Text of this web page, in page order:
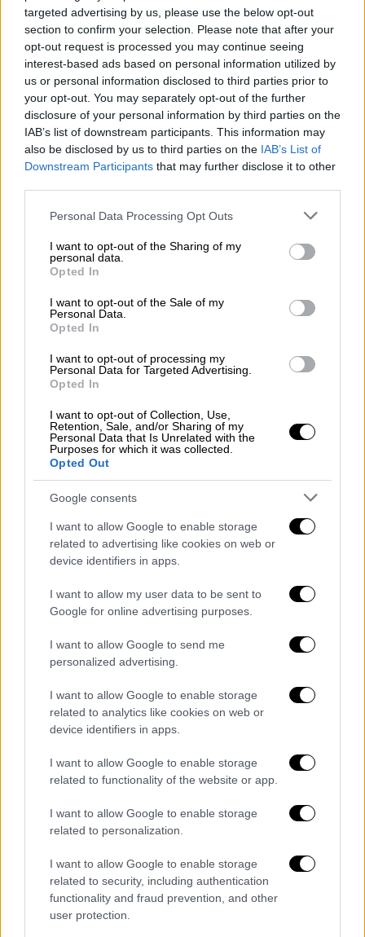
targeted advertising by us, please use the below opt-out
section to confirm your selection. Please note that after your
opt-out request is processed you may continue seeing
interest-based ads based on personal information utilized by
us or personal information disclosed to third parties prior to
your opt-out. You may separately opt-out of the further
disclosure of your personal information by third parties on the
IAB’s list of downstream participants. This information may
also be disclosed by us to third parties on the IAB’s List of
Downstream Participants that may further disclose it to other
Please note that this website/app uses one or more Google
not limited to your visit or usage behaviour. You may click to
grant or deny consent to Google and its third-party tags to
use your data for below specified purposes in below Google
consent section.
Personal Data Processing Opt Outs
I want to opt-out of the Sharing of my
personal data.
Opted In
I want to opt-out of the Sale of my
Personal Data.
Opted In
I want to opt-out of processing my
Personal Data for Targeted Advertising.
Opted In
I want to opt-out of Collection, Use,
Retention, Sale, and/or Sharing of my
Personal Data that Is Unrelated with the
Purposes for which it was collected.
Opted Out
Google consents
I want to allow Google to enable storage
related to advertising like cookies on web or
device identifiers in apps.
I want to allow my user data to be sent to
Google for online advertising purposes.
I want to allow Google to send me
personalized advertising.
I want to allow Google to enable storage
related to analytics like cookies on web or
device identifiers in apps.
I want to allow Google to enable storage
related to functionality of the website or app.
I want to allow Google to enable storage
related to personalization.
I want to allow Google to enable storage
related to security, including authentication
functionality and fraud prevention, and other
user protection.
αντιδράσεις, καθώς αποκάλεσε τους
γιατρούς ως «οι αγαπημένοι μου
κομμουνιστές».
ΔΙΑΒΑΣΤΕ ΕΠΙΣΗΣ
Πολιτική|05.06.2026 13:23
Γεραπετρίτης για «Γαλάζια Πατρίδα»:
Πολιτική|05.06.2026 14:27
Ανδρουλάκης: Βολεύει τον
Μητσοτάκη να συγκρίνεται η
αναξιοπιστία του με την αναξιοπιστία
του Τσίπρα
Αναλυτικά η ανάρτηση Γεωργιάδη
«Δείτε στο παρακάτω βίντεο τί έκανα
συνολικά χθες στη δεύτερη μέρα της
περιοδείας μου…χαμός για να δούμε σήμερα,
θα πάω σε πολλά μέρη αλλά μαζεμένοι
κομμουνιστές μόνον στην Αλεξανδρούπολη
νομίζω…δεν τους χορταίνω θα δούμε..το
και άστε τους να φωνάζουν»
Δείτε στο παρακάτω βίντεο τί
έκανα συνολικά χθες στην δεύτερη
για να δούμε σήμερα, θα πάω σε
πολλά μέρη αλλά μαζεμένοι
κομμουνιστές μόνον στην
Αλεξανδρούπολη νομίζω…δεν τους
χορταίνω θα δούμε…..το ΕΣΥ
αλλάζει και γίνεται καλύτερο από
ποτέ και…
— Άδωνις Γεωργιάδης
(@AdonisGeorgiadi)June 5, 2026